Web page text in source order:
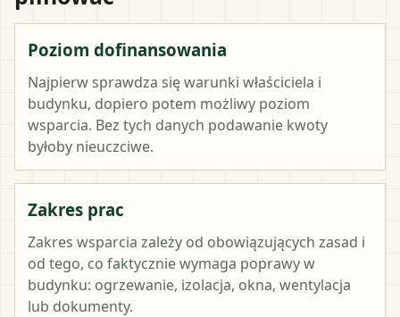
Poziom dofinansowania
Najpierw sprawdza się warunki właściciela i
budynku, dopiero potem możliwy poziom
wsparcia. Bez tych danych podawanie kwoty
byłoby nieuczciwe.
Zakres prac
Zakres wsparcia zależy od obowiązujących zasad i
od tego, co faktycznie wymaga poprawy w
budynku: ogrzewanie, izolacja, okna, wentylacja
lub dokumenty.